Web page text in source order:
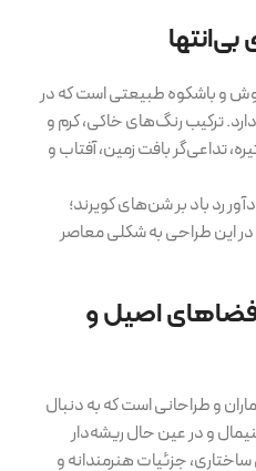
بی‌انتها
و باشکوه طبیعتی است که در
ترکیب رنگ‌های خاکی، کرم و
تداعی‌گر بافت زمین، آفتاب و
رد باد بر شن‌های کویرند؛
این طراحی به شکلی معاصر
اصیل و
و طراحانی است که به دنبال
و در عین حال ریشه‌دار
جزئیات هنرمندانه و